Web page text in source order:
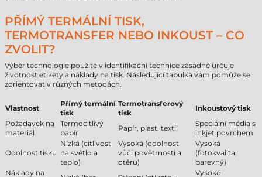
PŘÍMÝ TERMÁLNÍ TISK,
TERMOTRANSFER NEBO INKOUST – CO
ZVOLIT?
Výběr technologie použité v identifikační technice zásadně určuje
životnost etikety a náklady na tisk. Následující tabulka vám pomůže se
zorientovat v různých metodách.
Vlastnost
Přímý termální
tisk
Termotransferový
tisk
Inkoustový tisk
Požadavek na
materiál
Termocitlivý
papír
Papír, plast, textil
Speciální média s
inkjet povrchem
Odolnost tisku
Nízká (citlivost
na světlo a
teplo)
Vysoká (odolnost
vůči povětrnosti a
otěru)
Vysoká
(fotokvalita,
barevný)
Náklady na
Vysoké